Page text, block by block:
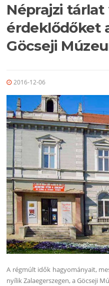
Néprajzi tárlat
érdeklődőket
Göcseji
2016-12-06
A régmúlt idők hagyományait,
nyílik Zalaegerszegen, a Göcseji